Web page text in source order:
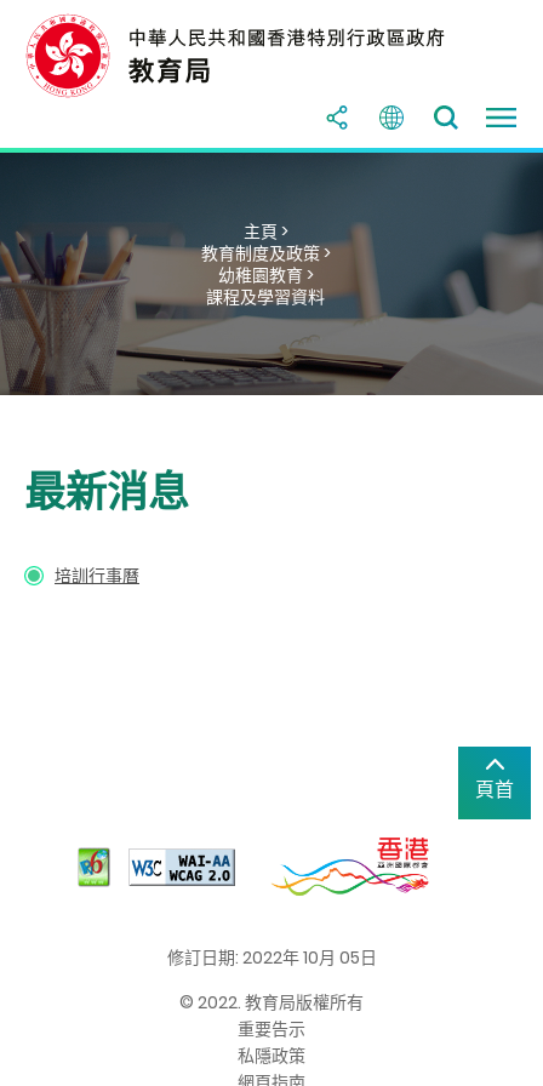
主頁 >
教育制度及政策 >
幼稚園教育 >
課程及學習資料
最新消息
培訓行事曆
頁首
修訂日期: 2022年 10月 05日
© 2022. 教育局版權所有
重要告示
私隱政策